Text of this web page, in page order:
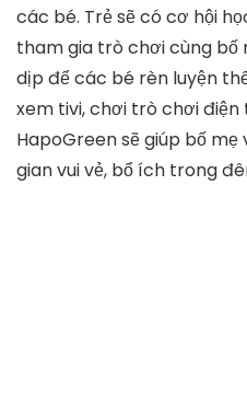
các bé. Trẻ sẽ có cơ hội
tham gia trò chơi cùng bố
dịp để các bé rèn luyện
xem tivi, chơi trò chơi
HapoGreen sẽ giúp bố
gian vui vẻ, bổ ích trong